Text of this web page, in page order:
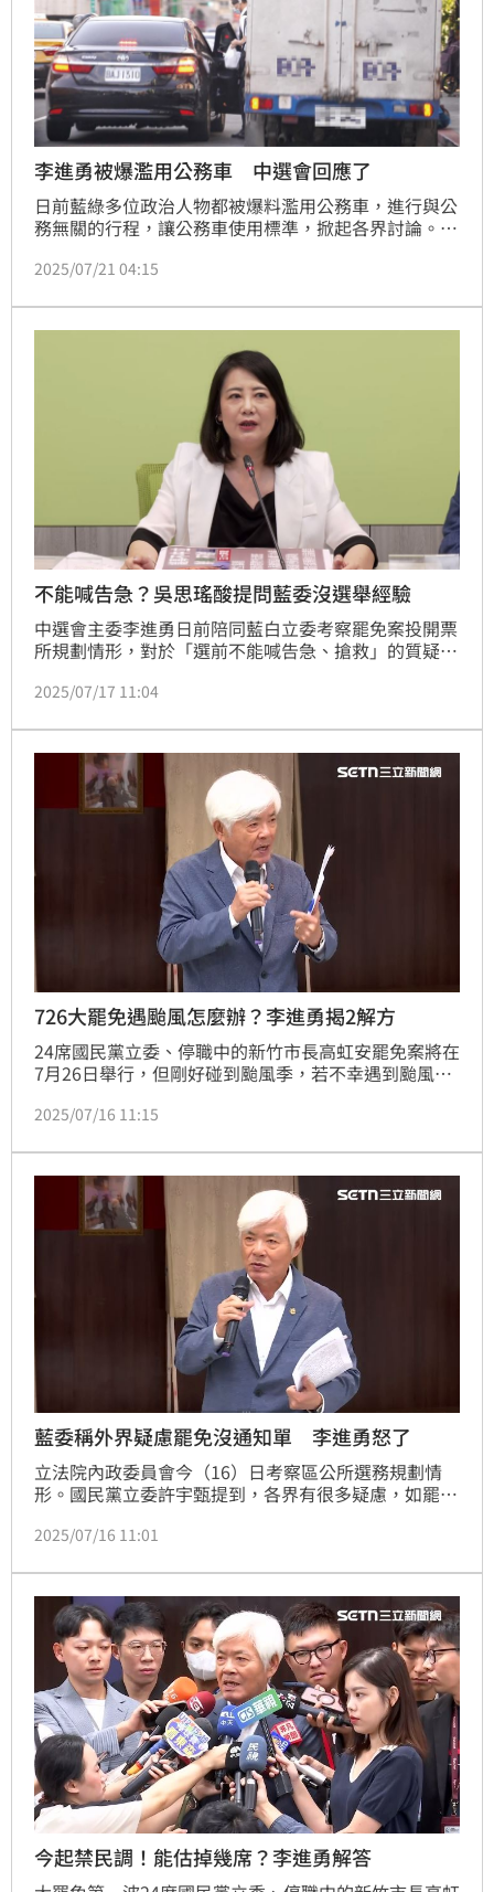
李進勇被爆濫用公務車 中選會回應了
日前藍綠多位政治人物都被爆料濫用公務車，進行與公
務無關的行程，讓公務車使用標準，掀起各界討論。今
主委李進勇的座車在吉林路某餐廳外臨停拿餐，質疑這
Ubereats？對此中選會最新做出回應。
2025/07/21 04:15
不能喊告急？吳思瑤酸提問藍委沒選舉經驗
中選會主委李進勇日前陪同藍白立委考察罷免案投開票
所規劃情形，對於「選前不能喊告急、搶救」的質疑，
宇甄也追問到底能不能喊「搶救」。民進黨立院黨團幹
以，追問的許宇甄或許欠缺選舉經驗，不清楚相關程
序。
2025/07/17 11:04
726大罷免遇颱風怎麼辦？李進勇揭2解方
24席國民黨立委、停職中的新竹市長高虹安罷免案將在
7月26日舉行，但剛好碰到颱風季，若不幸遇到颱風該
颱風不要來」，但若不幸碰到颱風，有非常周延的法律
2025/07/16 11:15
藍委稱外界疑慮罷免沒通知單 李進勇怒了
立法院內政委員會今（16）日考察區公所選務規劃情
形。國民黨立委許宇甄提到，各界有很多疑慮，如罷免
勇強調，講過好幾次了，投票前兩天必須把公報跟投票
都是聽不懂，但是適可而止，因為不要把老百姓都當作
是盤子」。
2025/07/16 11:01
今起禁民調！能估掉幾席？李進勇解答